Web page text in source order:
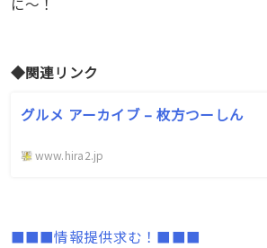
◆関連リンク
グルメ アーカイブ – 枚方つーしん
www.hira2.jp
■■■情報提供求む！■■■